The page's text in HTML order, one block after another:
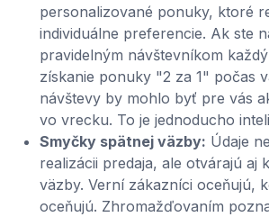
personalizované ponuky, ktoré
individuálne preferencie. Ak ste
pravidelným návštevníkom
získanie ponuky "2 za 1" počas
návštevy by mohlo byť pre vás
vo vrecku. To je jednoducho
Smyčky spätnej väzby: Údaje
realizácii predaja, ale otvárajú aj
väzby. Verní zákazníci oceňujú,
oceňujú. Zhromažďovaním